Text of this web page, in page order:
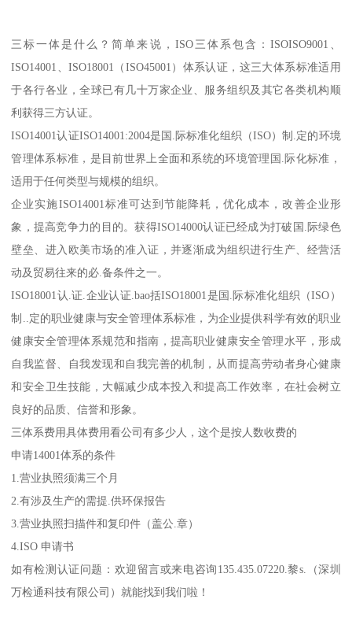
三标一体是什么？简单来说，ISO三体系包含：ISOISO9001、
ISO14001、ISO18001（ISO45001）体系认证，这三大体系标准适用
于各行各业，全球已有几十万家企业、服务组织及其它各类机构顺
利获得三方认证。
ISO14001认证ISO14001:2004是国.际标准化组织（ISO）制.定的环境
管理体系标准，是目前世界上全面和系统的环境管理国.际化标准，
适用于任何类型与规模的组织。
企业实施ISO14001标准可达到节能降耗，优化成本，改善企业形
象，提高竞争力的目的。获得ISO14000认证已经成为打破国.际绿色
壁垒、进入欧美市场的准入证，并逐渐成为组织进行生产、经营活
动及贸易往来的必.备条件之一。
ISO18001认.证.企业认证.bao括ISO18001是国.际标准化组织（ISO）
制..定的职业健康与安全管理体系标准，为企业提供科学有效的职业
健康安全管理体系规范和指南，提高职业健康安全管理水平，形成
自我监督、自我发现和自我完善的机制，从而提高劳动者身心健康
和安全卫生技能，大幅减少成本投入和提高工作效率，在社会树立
良好的品质、信誉和形象。
三体系费用具体费用看公司有多少人，这个是按人数收费的
申请14001体系的条件
1.营业执照须满三个月
2.有涉及生产的需提.供环保报告
3.营业执照扫描件和复印件（盖公.章）
4.ISO 申请书
如有检测认证问题：欢迎留言或来电咨询135.435.07220.黎s.（深圳
万检通科技有限公司）就能找到我们啦！